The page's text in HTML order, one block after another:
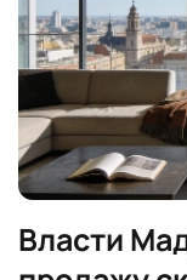
Власти